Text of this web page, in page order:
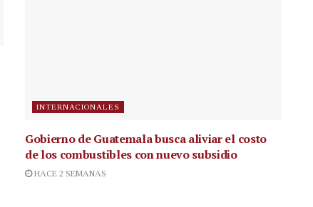
INTERNACIONALES
Gobierno de Guatemala busca aliviar el costo
de los combustibles con nuevo subsidio
HACE 2 SEMANAS